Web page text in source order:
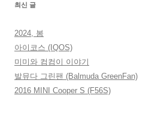
최신 글
2024, 봄
아이코스 (IQOS)
미미와 컴컴이 이야기
발뮤다 그린팬 (Balmuda GreenFan)
2016 MINI Cooper S (F56S)